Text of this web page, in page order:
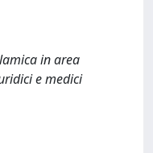
in area
e medici